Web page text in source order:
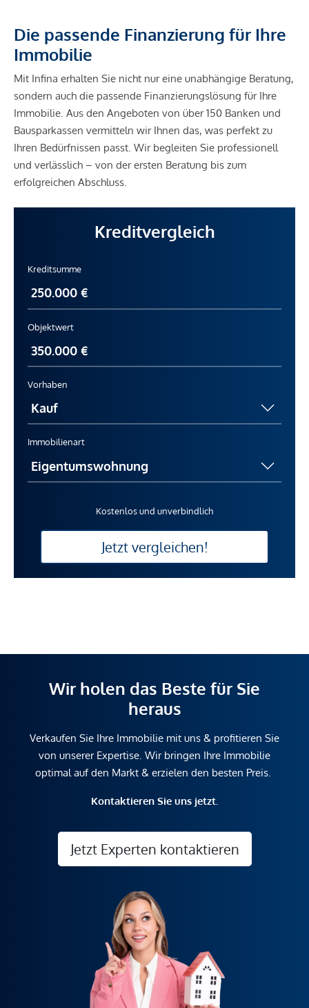
Die passende Finanzierung für Ihre
Immobilie
Mit Infina erhalten Sie nicht nur eine unabhängige Beratung,
sondern auch die passende Finanzierungslösung für Ihre
Immobilie. Aus den Angeboten von über 150 Banken und
Bausparkassen vermitteln wir Ihnen das, was perfekt zu
Ihren Bedürfnissen passt. Wir begleiten Sie professionell
und verlässlich – von der ersten Beratung bis zum
erfolgreichen Abschluss.
Kreditvergleich
Kreditsumme
Objektwert
Vorhaben
Immobilienart
Kostenlos und unverbindlich
Jetzt vergleichen!
Wir holen das Beste für Sie
heraus
Verkaufen Sie Ihre Immobilie mit uns & profitieren Sie
von unserer Expertise. Wir bringen Ihre Immobilie
optimal auf den Markt & erzielen den besten Preis.
Kontaktieren Sie uns jetzt.
Jetzt Experten kontaktieren